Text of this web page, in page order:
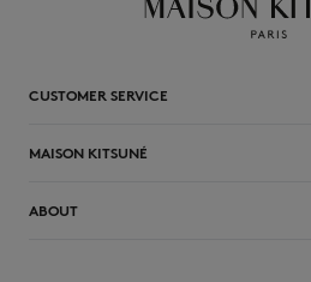
CUSTOMER SERVICE
MAISON KITSUNÉ
ABOUT